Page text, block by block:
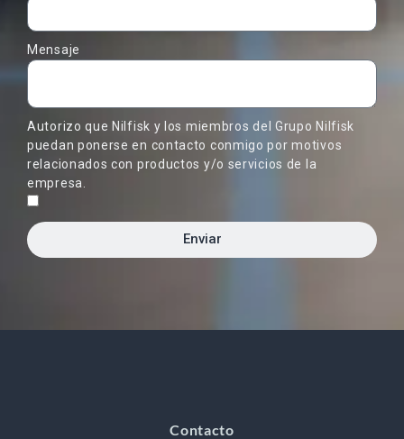
Mensaje
Autorizo que Nilfisk y los miembros del Grupo Nilfisk
puedan ponerse en contacto conmigo por motivos
relacionados con productos y/o servicios de la
empresa.
Enviar
Contacto